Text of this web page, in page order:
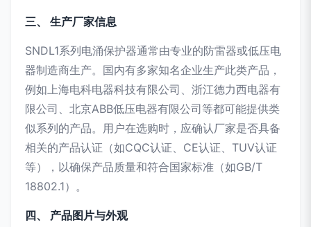
三、 生产厂家信息
SNDL1系列电涌保护器通常由专业的防雷器或低压电
器制造商生产。国内有多家知名企业生产此类产品，
例如上海电科电器科技有限公司、浙江德力西电器有
限公司、北京ABB低压电器有限公司等都可能提供类
似系列的产品。用户在选购时，应确认厂家是否具备
相关的产品认证（如CQC认证、CE认证、TUV认证
等），以确保产品质量和符合国家标准（如GB/T
18802.1）。
四、 产品图片与外观